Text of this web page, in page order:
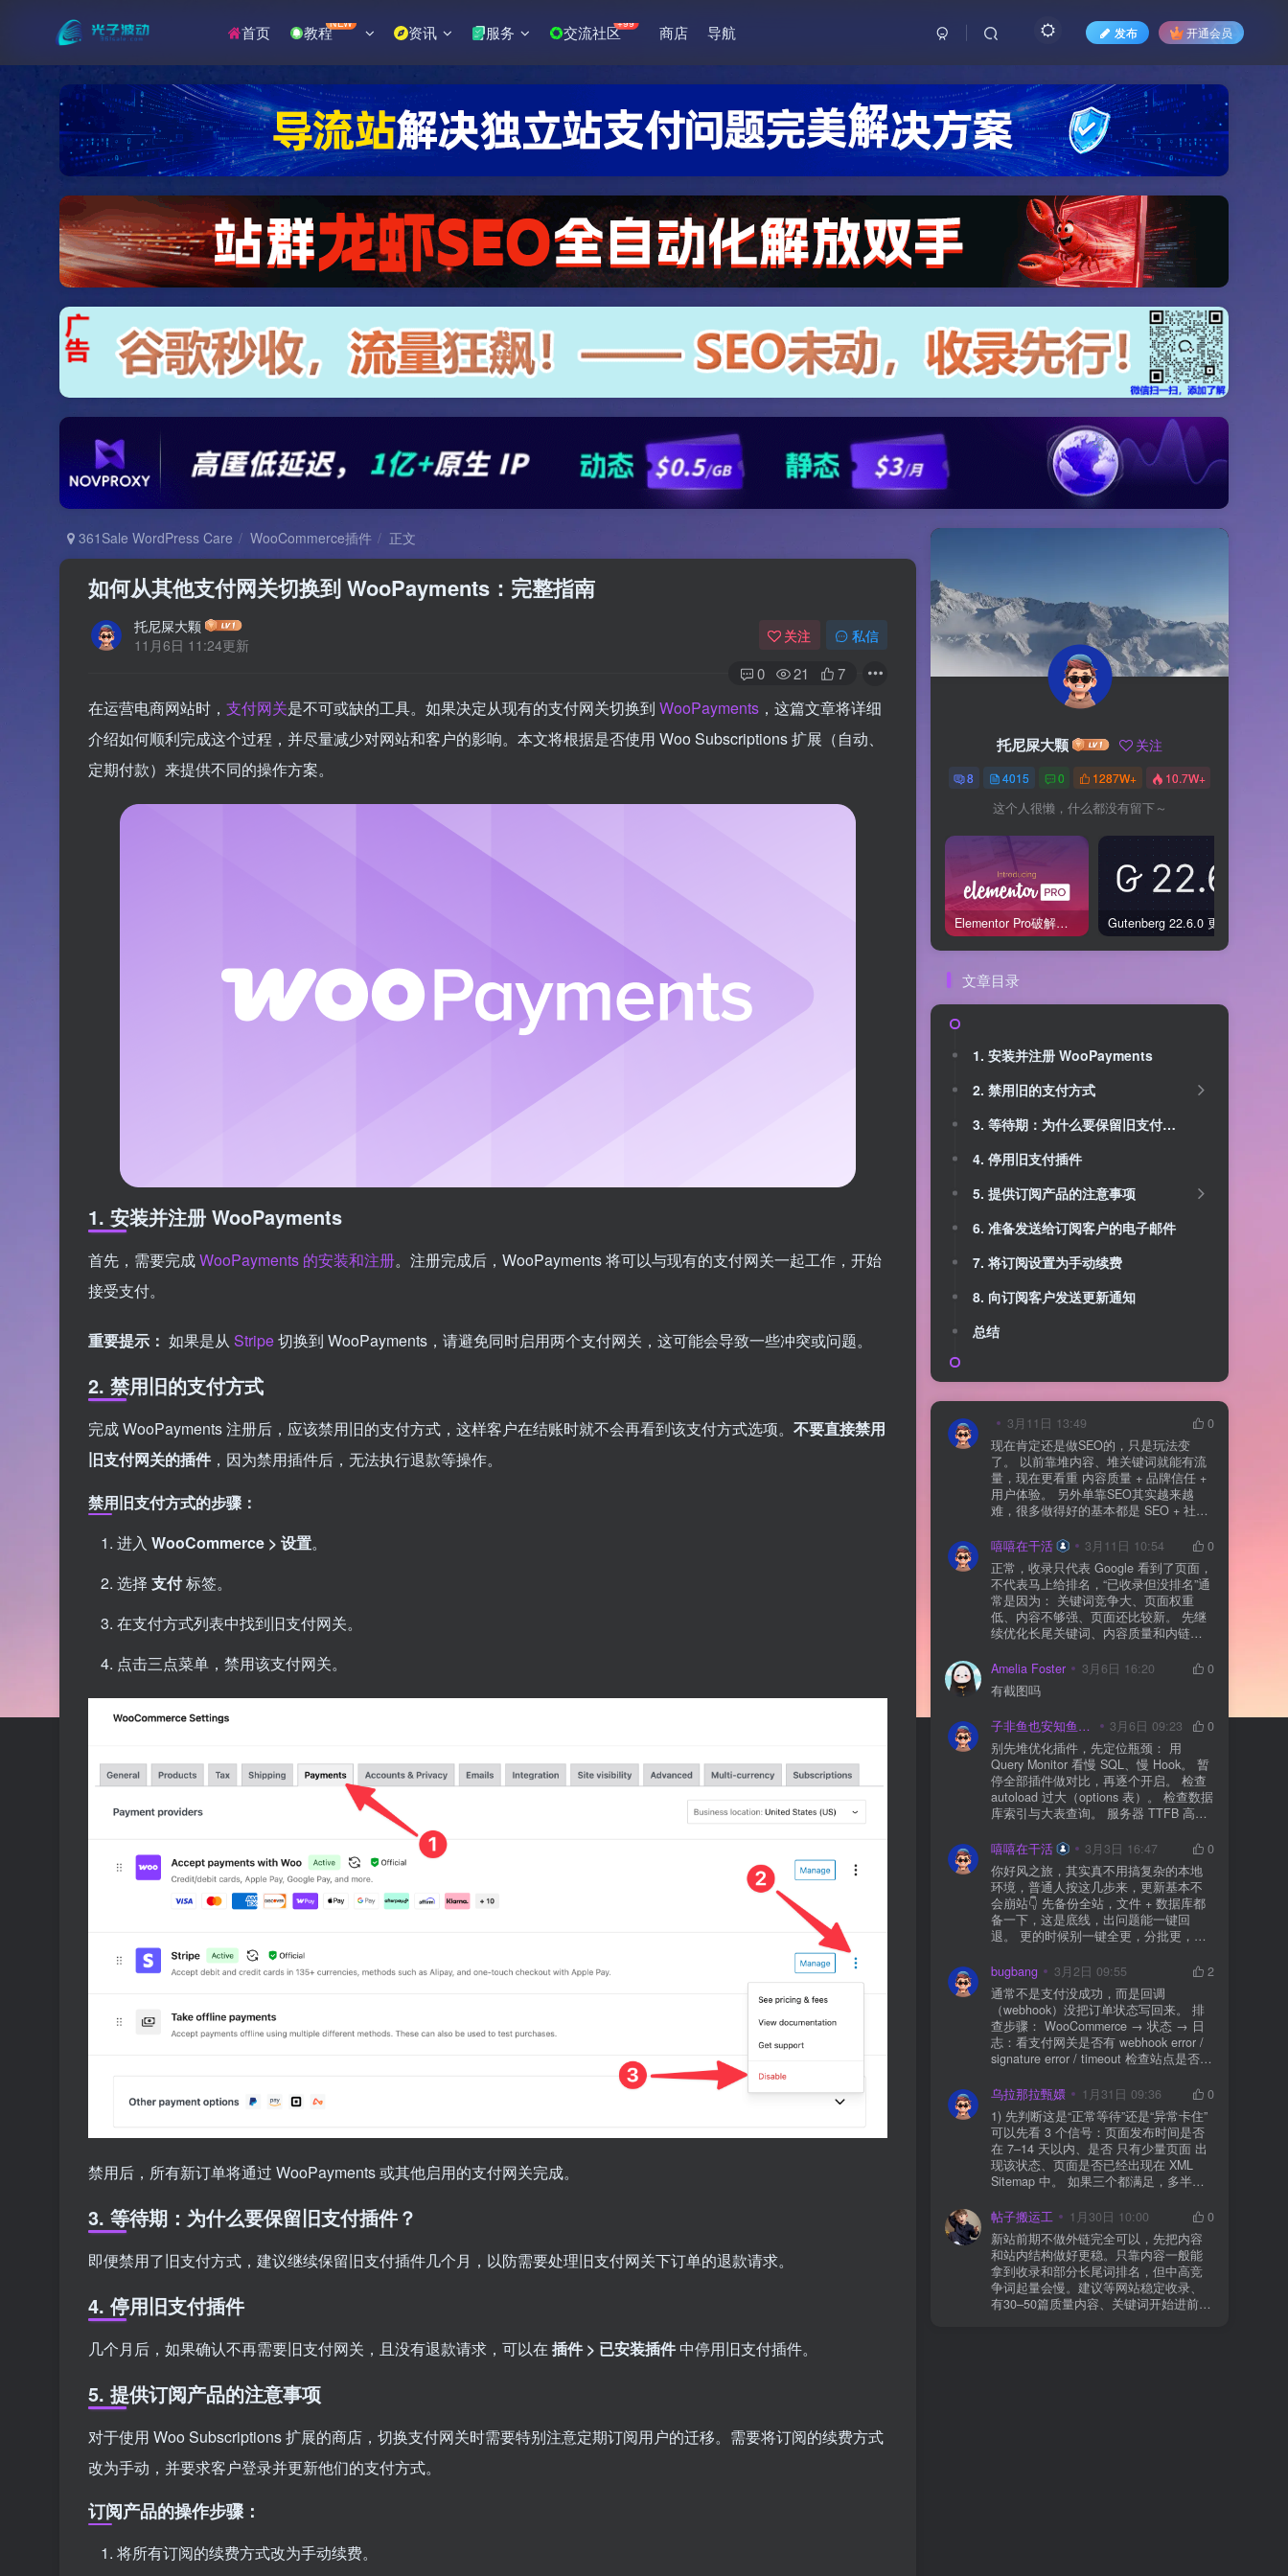
首页 教程NEW 资讯 服务 交流社区+99 商店 导航 发布 开通会员
361Sale WordPress Care WooCommerce插件 正文
如何从其他支付网关切换到 WooPayments：完整指南
托尼屎大颗
11月6日 11:24更新
关注 私信
0 21 7
在运营电商网站时， 支付网关是不可或缺的工具。如果决定从现有的支付网关切换到 WooPayments ，这篇文章将详细
介绍如何顺利完成这个过程，并尽量减少对网站和客户的影响。本文将根据是否使用 Woo Subscriptions 扩展（自动、
定期付款）来提供不同的操作方案。
1. 安装并注册 WooPayments
首先，需要完成WooPayments 的安装和注册。注册完成后，WooPayments 将可以与现有的支付网关一起工作，开始
接受支付。
重要提示： 如果是从 Stripe切换到 WooPayments，请避免同时启用两个支付网关，这可能会导致一些冲突或问题。
2. 禁用旧的支付方式
完成 WooPayments 注册后，应该禁用旧的支付方式，这样客户在结账时就不会再看到该支付方式选项。 不要直接禁用
旧支付网关的插件，因为禁用插件后，无法执行退款等操作。
禁用旧支付方式的步骤：
进入 WooCommerce > 设置。
选择 支付标签。
在支付方式列表中找到旧支付网关。
点击三点菜单，禁用该支付网关。
禁用后，所有新订单将通过 WooPayments 或其他启用的支付网关完成。
3. 等待期：为什么要保留旧支付插件？
即便禁用了旧支付方式，建议继续保留旧支付插件几个月，以防需要处理旧支付网关下订单的退款请求。
4. 停用旧支付插件
几个月后，如果确认不再需要旧支付网关，且没有退款请求，可以在 插件 > 已安装插件中停用旧支付插件。
5. 提供订阅产品的注意事项
对于使用 Woo Subscriptions 扩展的商店，切换支付网关时需要特别注意定期订阅用户的迁移。需要将订阅的续费方式
改为手动，并要求客户登录并更新他们的支付方式。
订阅产品的操作步骤：
将所有订阅的续费方式改为手动续费。
托尼屎大颗 关注
8 4015 0 1287W+ 10.7W+
这个人很懒，什么都没有留下～
Elementor Pro破解版还能用吗？2026年常见风险与后果盘点
文章目录
1. 安装并注册 WooPayments
2. 禁用旧的支付方式
3. 等待期：为什么要保留旧支付插件？
4. 停用旧支付插件
5. 提供订阅产品的注意事项
6. 准备发送给订阅客户的电子邮件
7. 将订阅设置为手动续费
8. 向订阅客户发送更新通知
总结
3月11日 13:49
0
现在肯定还是做SEO的，只是玩法变
了。 以前靠堆内容、堆关键词就能有流
量，现在更看重 内容质量 + 品牌信任 +
用户体验。 另外单靠SEO其实越来越
难，很多做得好的基本都是 SEO + 社媒
质还是一个长期获客渠道，但不能再当
成唯一渠道了。
嘻嘻在干活 3月11日 10:54
0
正常，收录只代表 Google 看到了页面，
不代表马上给排名，“已收录但没排名”通
常是因为： 关键词竞争大、页面权重
低、内容不够强、页面还比较新。 先继
续优化长尾关键词、内容质量和内链，
Amelia Foster
3月6日 16:20
0
有截图吗
子非鱼也安知鱼之乐 3月6日 09:23
0
别先堆优化插件，先定位瓶颈： 用
Query Monitor 看慢 SQL、慢 Hook。 暂
停全部插件做对比，再逐个开启。 检查
autoload 过大（options 表）。 检查数据
库索引与大表查询。 服务器 TTFB 高就
嘻嘻在干活
3月3日 16:47
0
你好风之旅，其实真不用搞复杂的本地
环境，普通人按这几步来，更新基本不
会崩站👇 先备份全站，文件 + 数据库都
备一下，这是底线，出问题能一键回
退。 更的时候别一键全更，分批更，先
立刻清缓存，去前台检查首页、文章
页、按钮、表单这些关键位置。 最好再
装个支持版本回滚的插件，万一崩了，
一秒切回旧版。 总结来说：先备份、分
批更、更完查、留退路，稳得很✅😎希望
能帮到你
bugbang 3月2日 09:55
2
通常不是支付没成功，而是回调
（webhook）没把订单状态写回来。 排
查步骤： WooCommerce → 状态 → 日
志：看支付网关是否有 webhook error /
signature error / timeout 检查站点是否被
全插件） 检查是否启用了“缓存结账页/接
口路径”（结账页和回调接口不应缓存）
看服务器错误日志是否有 500/致命错误
导致回调执行中断 解决方案： 放行 wp-
json、wc-api、支付网关回调 URL（按网
关文档配置） 关闭结账页的缓存与 JS
合并压缩测试一次 若使用 Cloudflare：
则
乌拉那拉甄嬛 1月31日 09:36
0
1) 先判断这是“正常等待”还是“异常卡住”
可以先看 3 个信号：页面发布时间是否
在 7–14 天以内、是否 只有少量页面 出
现该状态、页面是否已经出现在 XML
Sitemap 中。 如果三个都满足，多半属
手。 2) 什么情况下“等”是没用的？ 以下
情况基本不会靠时间自动解决：页面几
乎没有内链（孤立页）、内容与站内已
有页面高度相似、canonical 指向了别的
URL、同一主题短时间发布太多相似文
章。 这种情况下，Google 已经抓取，但
判断“当前不值得进入索引”。 3) 最有效
帖子搬运工 1月30日 10:00
0
新站前期不做外链完全可以，先把内容
和站内结构做好更稳。只靠内容一般能
拿到收录和部分长尾词排名，但中高竞
争词起量会慢。建议等网站稳定收录、
有30–50篇质量内容、关键词开始进前